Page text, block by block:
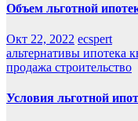
Объем льготной
Окт 22, 2022 ecspert
альтернативы ипотека
продажа строительство
Условия льготной